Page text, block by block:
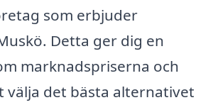
som erbjuder
Detta ger dig en
marknadspriserna och
välja det bästa alternativet